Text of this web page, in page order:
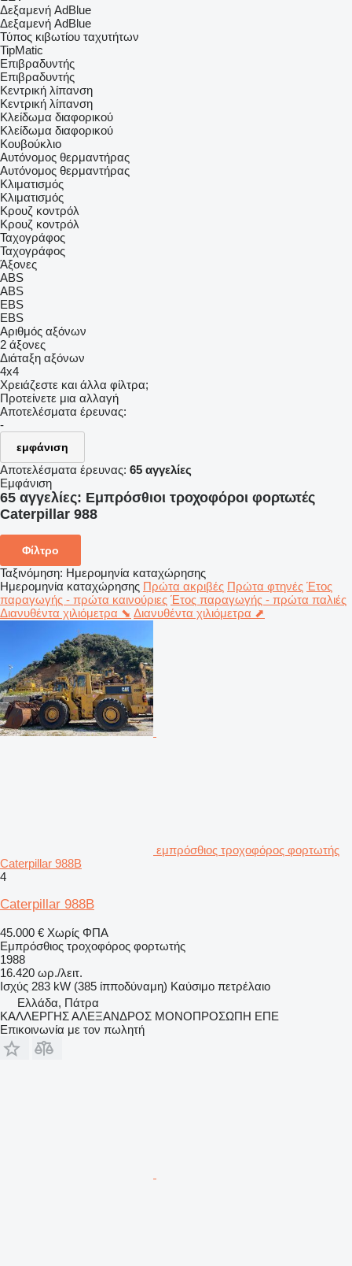
Δεξαμενή AdBlue
Δεξαμενή AdBlue
Τύπος κιβωτίου ταχυτήτων
TipMatic
Επιβραδυντής
Επιβραδυντής
Κεντρική λίπανση
Κεντρική λίπανση
Κλείδωμα διαφορικού
Κλείδωμα διαφορικού
Κουβούκλιο
Αυτόνομος θερμαντήρας
Αυτόνομος θερμαντήρας
Κλιματισμός
Κλιματισμός
Κρουζ κοντρόλ
Κρουζ κοντρόλ
Ταχογράφος
Ταχογράφος
Άξονες
ABS
ABS
EBS
EBS
Αριθμός αξόνων
2 άξονες
Διάταξη αξόνων
4x4
Χρειάζεστε και άλλα φίλτρα;
Προτείνετε μια αλλαγή
Αποτελέσματα έρευνας:
-
εμφάνιση
Αποτελέσματα έρευνας: 65 αγγελίες
Εμφάνιση
65 αγγελίες: Εμπρόσθιοι τροχοφόροι φορτωτές
Caterpillar 988
Φίλτρο
Ταξινόμηση: Ημερομηνία καταχώρησης
Ημερομηνία καταχώρησης Πρώτα ακριβές Πρώτα φτηνές Έτος
παραγωγής - πρώτα καινούριες Έτος παραγωγής - πρώτα παλιές
Διανυθέντα χιλιόμετρα ⬊ Διανυθέντα χιλιόμετρα ⬈
εμπρόσθιος τροχοφόρος φορτωτής
Caterpillar 988B
4
Caterpillar 988B
45.000 € Χωρίς ΦΠΑ
Εμπρόσθιος τροχοφόρος φορτωτής
1988
16.420 ωρ./λειτ.
Ισχύς 283 kW (385 ίπποδύναμη) Καύσιμο πετρέλαιο
Ελλάδα, Πάτρα
ΚΑΛΛΕΡΓΗΣ ΑΛΕΞΑΝΔΡΟΣ ΜΟΝΟΠΡΟΣΩΠΗ ΕΠΕ
Επικοινωνία με τον πωλητή